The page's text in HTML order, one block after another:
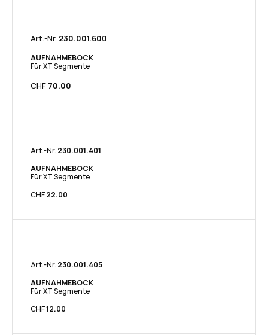
Art.-Nr. 230.001.600​
AUFNAHMEBOCK
Für XT Segmente
CHF 70.00
Art.-Nr. ​230.001.401​
AUFNAHMEBOCK
Für XT Segmente
CHF22.00
Art.-Nr. ​230.001.405
AUFNAHMEBOCK
Für XT Segmente
CHF12​.00